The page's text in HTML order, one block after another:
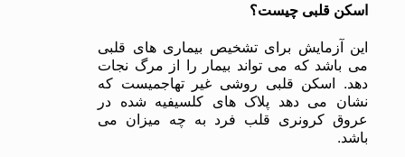
اسکن قلبی چیست؟
این آزمایش برای تشخیص بیماری های قلبی
می باشد که می تواند بیمار را از مرگ نجات
دهد. اسکن قلبی روشی غیر تهاجمیست که
نشان می دهد پلاک های کلسیفیه شده در
عروق کرونری قلب فرد به چه میزان می
باشد.